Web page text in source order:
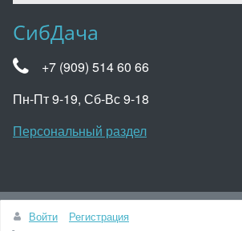
СибДача
+7 (909) 514 60 66
Пн-Пт 9-19, Сб-Вс 9-18
Персональный раздел
Войти
Регистрация